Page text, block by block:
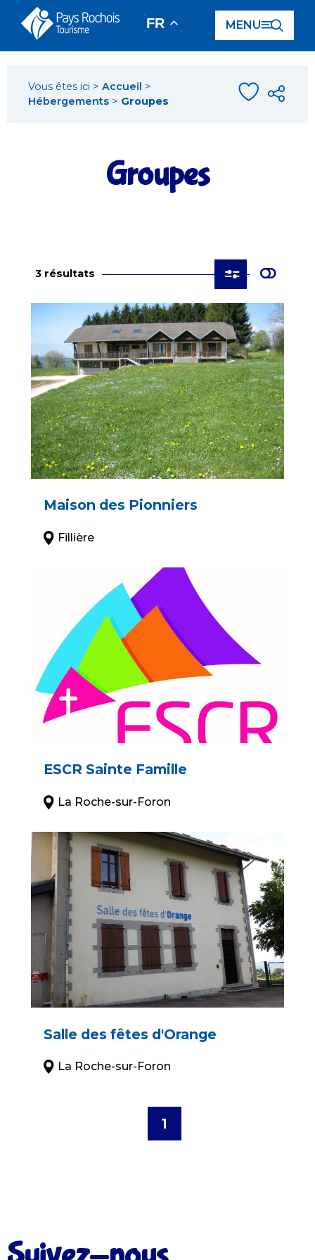
FR MENU
Vous êtes ici > Accueil >
Hébergements > Groupes
Groupes
3 résultats
Maison des Pionniers
Fillière
ESCR Sainte Famille
La Roche-sur-Foron
Salle des fêtes d'Orange
La Roche-sur-Foron
1
Panneau de gestion des cookies